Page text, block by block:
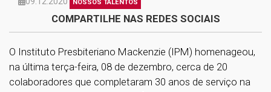
NOSSOS TALENTOS
COMPARTILHE NAS REDES SOCIAIS
O Instituto Presbiteriano Mackenzie (IPM) homenageou,
na última terça-feira, 08 de dezembro, cerca de 20
colaboradores que completaram 30 anos de serviço na